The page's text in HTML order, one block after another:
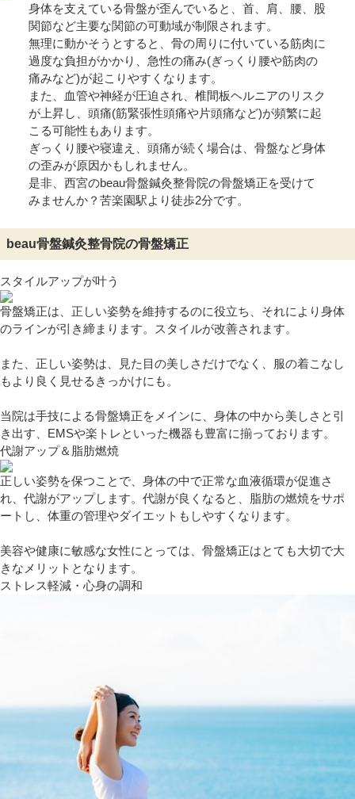
身体を支えている骨盤が歪んでいると、首、肩、腰、股
関節など主要な関節の可動域が制限されます。
無理に動かそうとすると、骨の周りに付いている筋肉に
過度な負担がかかり、急性の痛み(ぎっくり腰や筋肉の
痛みなど)が起こりやすくなります。
また、血管や神経が圧迫され、椎間板ヘルニアのリスク
が上昇し、頭痛(筋緊張性頭痛や片頭痛など)が頻繁に起
こる可能性もあります。
ぎっくり腰や寝違え、頭痛が続く場合は、骨盤など身体
の歪みが原因かもしれません。
是非、西宮のbeau骨盤鍼灸整骨院の骨盤矯正を受けて
みませんか？苦楽園駅より徒歩2分です。
beau骨盤鍼灸整骨院の骨盤矯正
スタイルアップが叶う
骨盤矯正は、正しい姿勢を維持するのに役立ち、それにより身体
のラインが引き締まります。スタイルが改善されます。
また、正しい姿勢は、見た目の美しさだけでなく、服の着こなし
もより良く見せるきっかけにも。
当院は手技による骨盤矯正をメインに、身体の中から美しさと引
き出す、EMSや楽トレといった機器も豊富に揃っております。
代謝アップ＆脂肪燃焼
正しい姿勢を保つことで、身体の中で正常な血液循環が促進さ
れ、代謝がアップします。代謝が良くなると、脂肪の燃焼をサポ
ートし、体重の管理やダイエットもしやすくなります。
美容や健康に敏感な女性にとっては、骨盤矯正はとても大切で大
きなメリットとなります。
ストレス軽減・心身の調和